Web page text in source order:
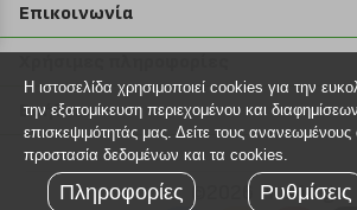
Επικοινωνία
211 2000 700
info@plus4u.gr
Η εταιρία
Σημεία παραλαβής
Ευκαιρίες καριέρας
Όροι χρήσης
Βοήθεια
Εξέλιξη παραγγελίας
Τρόποι παραγγελίας©2026 Plus4u.gr
Η ιστοσελίδα χρησιμοποιεί cookies για την
την εξατομίκευση περιεχομένου και
επισκεψιμότητάς μας. Δείτε τους
προστασία δεδομένων και τα cookies.
Πληροφορίες Ρυθμίσεις